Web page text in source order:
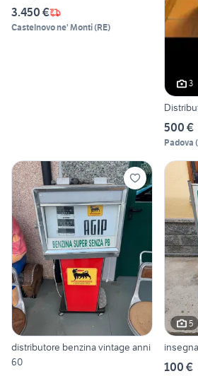
3.450 €
Castelnovo ne' Monti(RE)
3
500 €
Padova (
distributore benzina vintage anni
60
5
100 €